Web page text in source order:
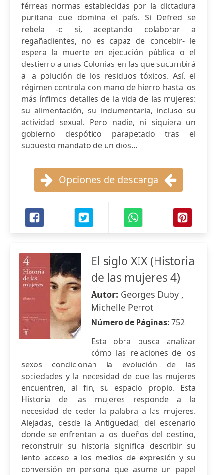
férreas normas establecidas por la dictadura
puritana que domina el país. Si Defred se
rebela -o si, aceptando colaborar a
regañadientes, no es capaz de concebir- le
espera la muerte en ejecución pública o el
destierro a unas Colonias en las que sucumbirá
a la polución de los residuos tóxicos. Así, el
régimen controla con mano de hierro hasta los
más ínfimos detalles de la vida de las mujeres:
su alimentación, su indumentaria, incluso su
actividad sexual. Pero nadie, ni siquiera un
gobierno despótico parapetado tras el
supuesto mandato de un dios...
Opciones de descarga
El siglo XIX (Historia
de las mujeres 4)
Autor: Georges Duby ,
Michelle Perrot
Número de Páginas: 752
Esta obra busca analizar
cómo las relaciones de los
sexos condicionan la evolución de las
sociedades y la necesidad de que las mujeres
encuentren, al fin, su espacio propio. Esta
Historia de las mujeres responde a la
necesidad de ceder la palabra a las mujeres.
Alejadas, desde la Antigüedad, del escenario
donde se enfrentan a los dueños del destino,
reconstruir su historia significa describir su
lento acceso a los medios de expresión y su
conversión en persona que asume un papel